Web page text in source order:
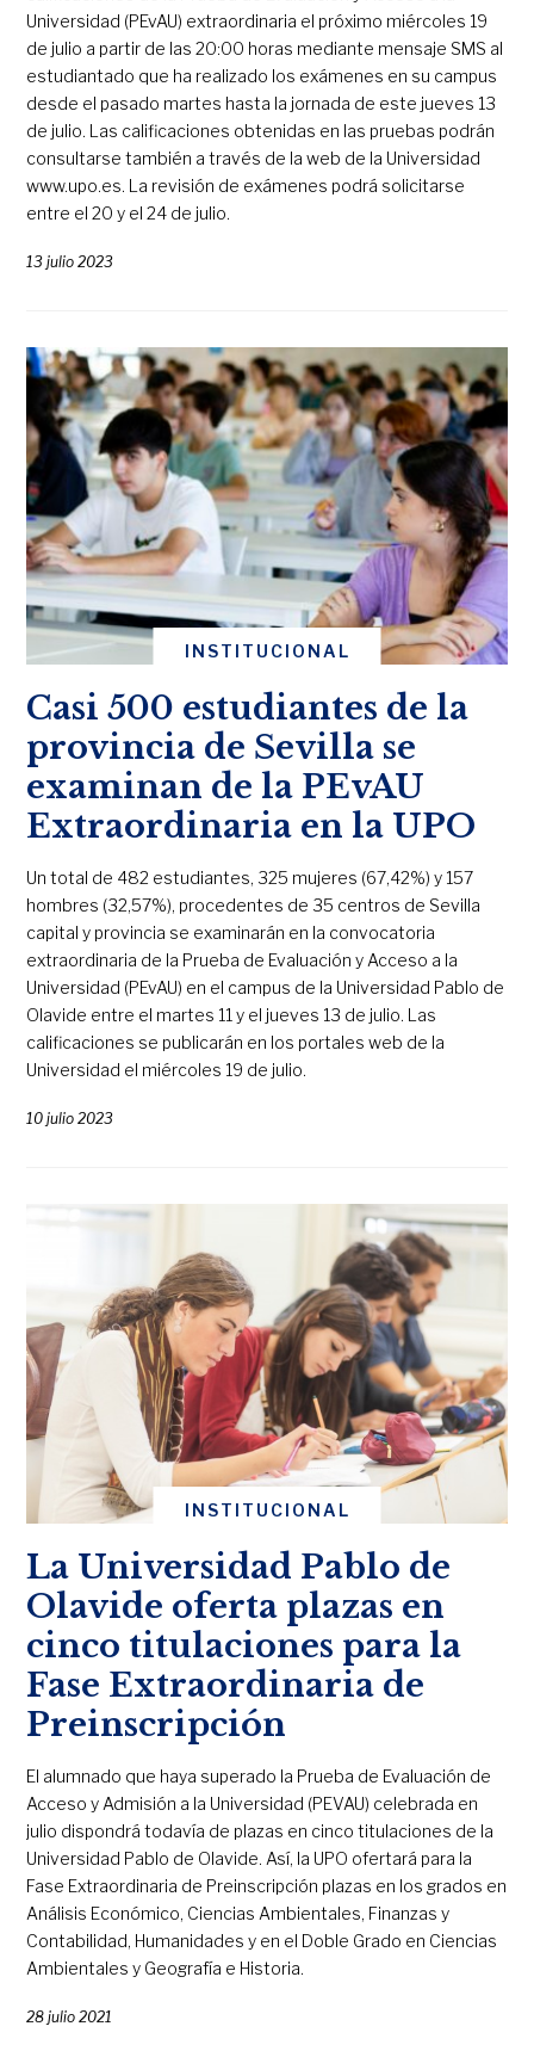
Universidad (PEvAU) extraordinaria el próximo miércoles 19
de julio a partir de las 20:00 horas mediante mensaje SMS al
estudiantado que ha realizado los exámenes en su campus
desde el pasado martes hasta la jornada de este jueves 13
de julio. Las calificaciones obtenidas en las pruebas podrán
consultarse también a través de la web de la Universidad
www.upo.es. La revisión de exámenes podrá solicitarse
entre el 20 y el 24 de julio.
13 julio 2023
INSTITUCIONAL
Casi 500 estudiantes de la
provincia de Sevilla se
examinan de la PEvAU
Extraordinaria en la UPO
Un total de 482 estudiantes, 325 mujeres (67,42%) y 157
hombres (32,57%), procedentes de 35 centros de Sevilla
capital y provincia se examinarán en la convocatoria
extraordinaria de la Prueba de Evaluación y Acceso a la
Universidad (PEvAU) en el campus de la Universidad Pablo de
Olavide entre el martes 11 y el jueves 13 de julio. Las
calificaciones se publicarán en los portales web de la
Universidad el miércoles 19 de julio.
10 julio 2023
INSTITUCIONAL
La Universidad Pablo de
Olavide oferta plazas en
cinco titulaciones para la
Fase Extraordinaria de
Preinscripción
El alumnado que haya superado la Prueba de Evaluación de
Acceso y Admisión a la Universidad (PEVAU) celebrada en
julio dispondrá todavía de plazas en cinco titulaciones de la
Universidad Pablo de Olavide. Así, la UPO ofertará para la
Fase Extraordinaria de Preinscripción plazas en los grados en
Análisis Económico, Ciencias Ambientales, Finanzas y
Contabilidad, Humanidades y en el Doble Grado en Ciencias
Ambientales y Geografía e Historia.
28 julio 2021